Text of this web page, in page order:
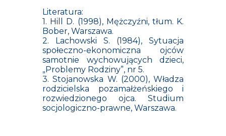
Literatura:
1. Hill D. (1998), Mężczyźni, tłum. K.
Bober, Warszawa.
2. Lachowski S. (1984), Sytuacja
społeczno-ekonomiczna ojców
samotnie wychowujących dzieci,
„Problemy Rodziny”, nr 5.
3. Stojanowska W. (2000), Władza
rodzicielska pozamałżeńskiego i
rozwiedzionego ojca. Studium
socjologiczno-prawne, Warszawa.